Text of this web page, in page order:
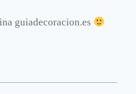
guiadecoracion.es